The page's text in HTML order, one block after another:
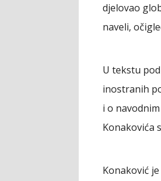
djelovao
naveli,
U tekstu
inostranih
i o
Konakovića
Konaković